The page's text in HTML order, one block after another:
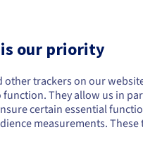
beperking.
meldingen
our priority
other trackers on our
They allow us in
certain essential
measurements. These